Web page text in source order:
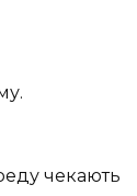
чекають